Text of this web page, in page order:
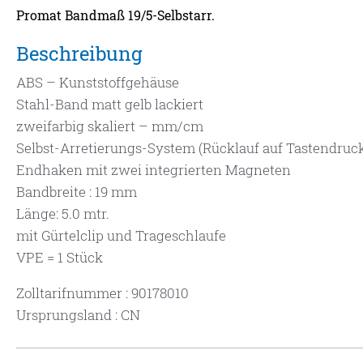
Promat Bandmaß 19/5-Selbstarr.
Beschreibung
ABS – Kunststoffgehäuse
Stahl-Band matt gelb lackiert
zweifarbig skaliert – mm/cm
Selbst-Arretierungs-System (Rücklauf auf
Endhaken mit zwei integrierten Magneten
Bandbreite : 19 mm
Länge: 5.0 mtr.
mit Gürtelclip und Trageschlaufe
VPE = 1 Stück
Zolltarifnummer : 90178010
Ursprungsland : CN